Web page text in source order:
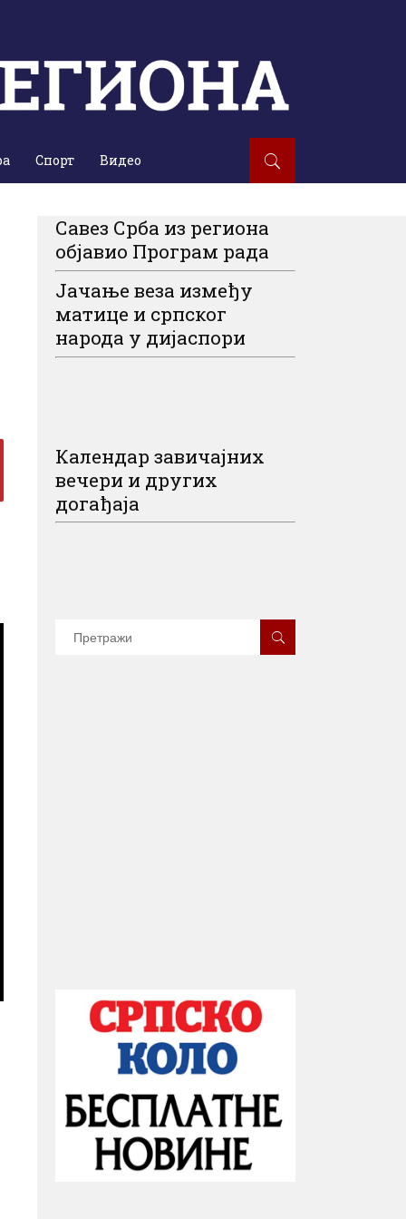
Спорт Видео
Савез Срба из региона
објавио Програм рада
Јачање веза између
матице и српског
народа у дијаспори
Календар завичајних
вечери и других
догађаја